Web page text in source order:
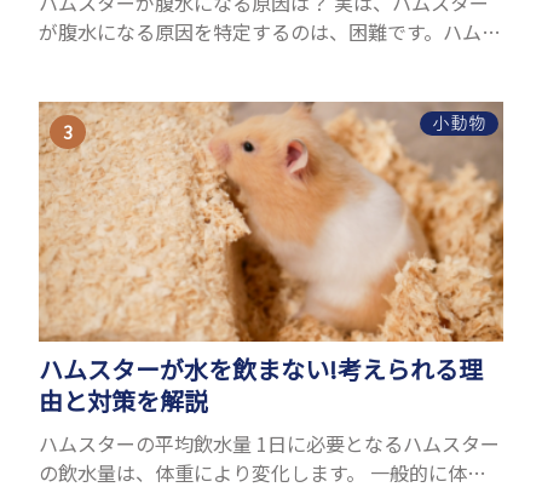
が腹水になる原因を特定するのは、困難です。ハムス
理由はさま...
小動物
ハムスターが水を飲まない!考えられる理
由と対策を解説
ハムスターの平均飲水量 1日に必要となるハムスター
の飲水量は、体重により変化します。 一般的に体重